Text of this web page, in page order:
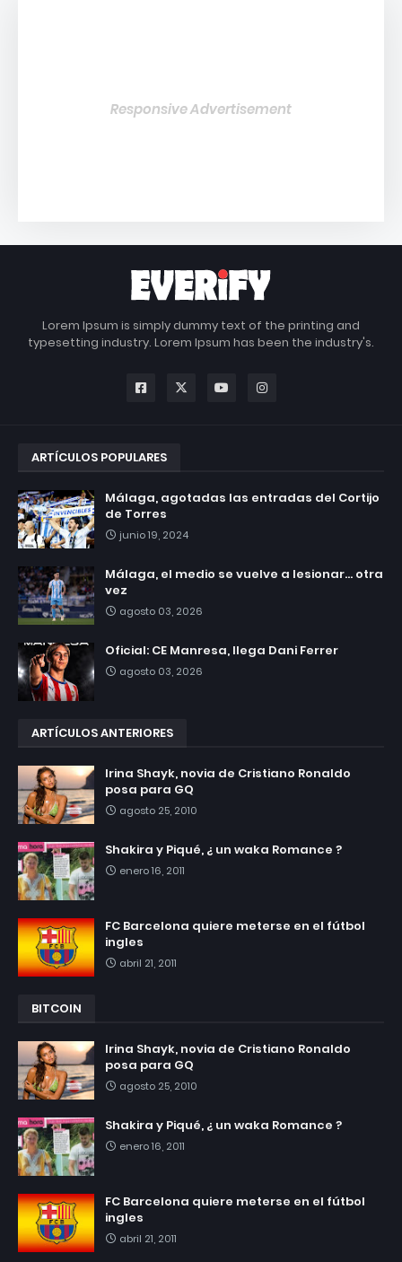
Responsive Advertisement
Lorem Ipsum is simply dummy text of the printing and
typesetting industry. Lorem Ipsum has been the industry's.
ARTÍCULOS POPULARES
Málaga, agotadas las entradas del Cortijo
de Torres
junio 19, 2024
Málaga, el medio se vuelve a lesionar... otra
vez
agosto 03, 2026
Oficial: CE Manresa, llega Dani Ferrer
agosto 03, 2026
ARTÍCULOS ANTERIORES
Irina Shayk, novia de Cristiano Ronaldo
posa para GQ
agosto 25, 2010
Shakira y Piqué, ¿ un waka Romance ?
enero 16, 2011
FC Barcelona quiere meterse en el fútbol
ingles
abril 21, 2011
BITCOIN
Irina Shayk, novia de Cristiano Ronaldo
posa para GQ
agosto 25, 2010
Shakira y Piqué, ¿ un waka Romance ?
enero 16, 2011
FC Barcelona quiere meterse en el fútbol
ingles
abril 21, 2011